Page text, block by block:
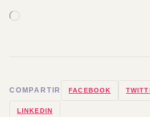
COMPARTIR FACEBOOK
LINKEDIN